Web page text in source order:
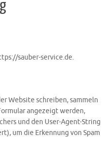
sauber-service.de.
Website schreiben, sammeln
angezeigt werden,
und den User-Agent-String
um die Erkennung von Spam